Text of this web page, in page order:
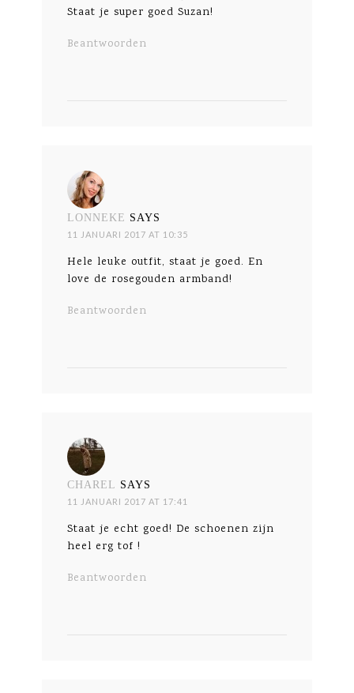
Staat je super goed Suzan!
Beantwoorden
LONNEKE SAYS
11 JANUARI 2017 AT 10:35
Hele leuke outfit, staat je goed. En
love de rosegouden armband!
Beantwoorden
CHAREL SAYS
11 JANUARI 2017 AT 17:41
Staat je echt goed! De schoenen zijn
heel erg tof !
Beantwoorden